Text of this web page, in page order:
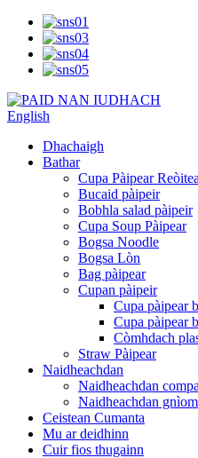
English
Dhachaigh
Bathar
Cupa Pàipear
Bucaid pàipeir
Bobhla salad pàipeir
Cupa Soup Pàipear
Bogsa Noodle
Bogsa Lòn
Bag pàipear
Cupan pàipeir
Cupa pàipear
Cupa pàipear
Còmhdach
Straw Pàipear
Naidheachdan
Naidheachdan
Naidheachdan
Ceistean Cumanta
Mu ar deidhinn
Cuir fios thugainn